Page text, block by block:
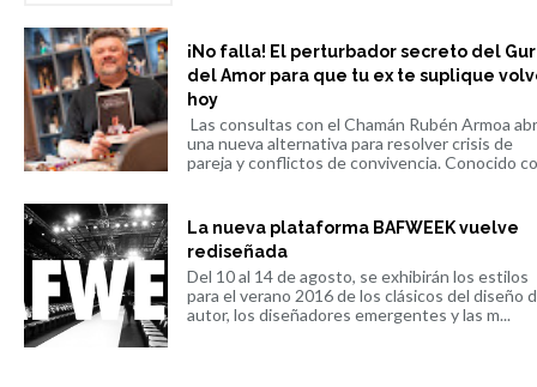
¡No falla! El perturbador secreto del
del Amor para que tu ex te suplique
hoy
Las consultas con el Chamán Rubén Armoa
una nueva alternativa para resolver crisis de
pareja y conflictos de convivencia. Conocido
La nueva plataforma BAFWEEK vuelve
rediseñada
Del 10 al 14 de agosto, se exhibirán los estilos
para el verano 2016 de los clásicos del diseño
autor, los diseñadores emergentes y las m...